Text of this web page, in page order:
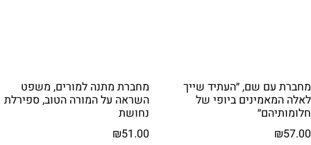
מחברת עם שם, ״העתיד שייך
לאלה המאמינים ביופי של
חלומותיהם״
₪57.00
מחברת מתנה למורים, משפט
השראה על המורה הטוב, ספירלת
נחושת
₪51.00